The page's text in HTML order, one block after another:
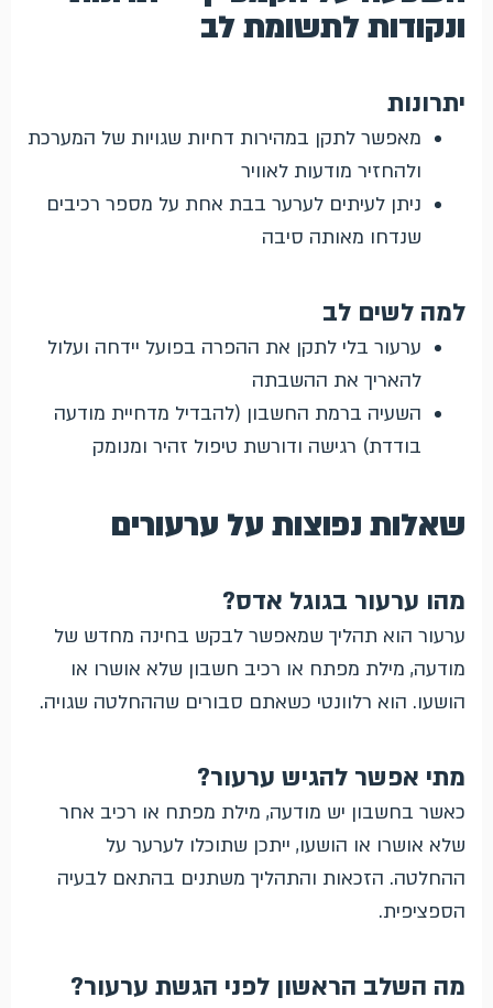
ונקודות לתשומת לב
יתרונות
מאפשר לתקן במהירות דחיות שגויות של המערכת
ולהחזיר מודעות לאוויר
ניתן לעיתים לערער בבת אחת על מספר רכיבים
שנדחו מאותה סיבה
למה לשים לב
ערעור בלי לתקן את ההפרה בפועל יידחה ועלול
להאריך את ההשבתה
השעיה ברמת החשבון (להבדיל מדחיית מודעה
בודדת) רגישה ודורשת טיפול זהיר ומנומק
שאלות נפוצות על ערעורים
מהו ערעור בגוגל אדס?
ערעור הוא תהליך שמאפשר לבקש בחינה מחדש של
מודעה, מילת מפתח או רכיב חשבון שלא אושרו או
הושעו. הוא רלוונטי כשאתם סבורים שההחלטה שגויה.
מתי אפשר להגיש ערעור?
כאשר בחשבון יש מודעה, מילת מפתח או רכיב אחר
שלא אושרו או הושעו, ייתכן שתוכלו לערער על
ההחלטה. הזכאות והתהליך משתנים בהתאם לבעיה
הספציפית.
מה השלב הראשון לפני הגשת ערעור?